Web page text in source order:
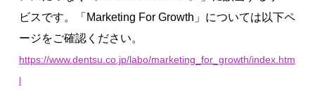
ビスです。「Marketing For Growth」については以下ペ
ージをご確認ください。
https://www.dentsu.co.jp/labo/marketing_for_growth/index.htm
l